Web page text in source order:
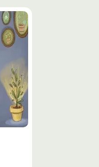
محتوى
مميّز